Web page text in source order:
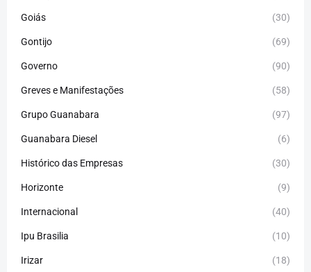
Goiás (30)
Gontijo (69)
Governo (90)
Greves e Manifestações (58)
Grupo Guanabara (97)
Guanabara Diesel (6)
Histórico das Empresas (30)
Horizonte (9)
Internacional (40)
Ipu Brasilia (10)
Irizar (18)